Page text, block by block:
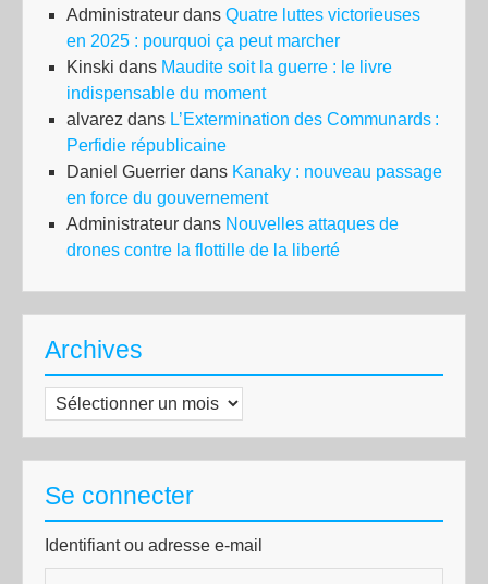
Administrateur dans Quatre luttes victorieuses
en 2025 : pourquoi ça peut marcher
Kinski dans Maudite soit la guerre : le livre
indispensable du moment
alvarez dans L’Extermination des Communards :
Perfidie républicaine
Daniel Guerrier dans Kanaky : nouveau passage
en force du gouvernement
Administrateur dans Nouvelles attaques de
drones contre la flottille de la liberté
Archives
Archives
Se connecter
Identifiant ou adresse e-mail